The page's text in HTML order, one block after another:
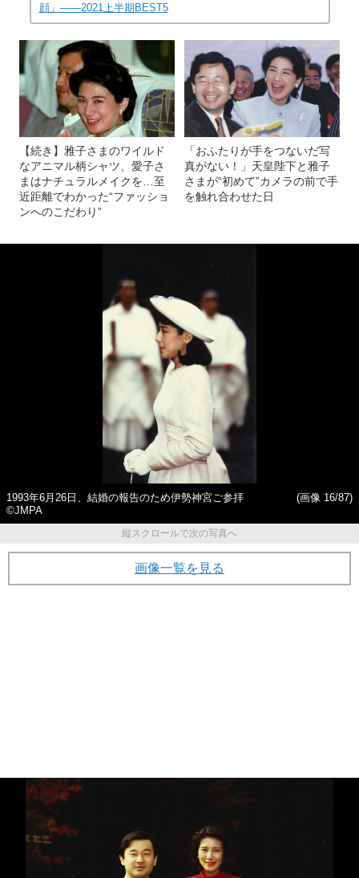
顔」――2021上半期BEST5
【続き】雅子さまのワイルド
なアニマル柄シャツ、愛子さ
まはナチュラルメイクを…至
近距離でわかった“ファッショ
ンへのこだわり”
「おふたりが手をつないだ写
真がない！」天皇陛下と雅子
さまが“初めて”カメラの前で手
を触れ合わせた日
1993年6月26日、結婚の報告のため伊勢神宮ご参拝
©JMPA
(画像 16/87)
縦スクロールで次の写真へ
画像一覧を見る